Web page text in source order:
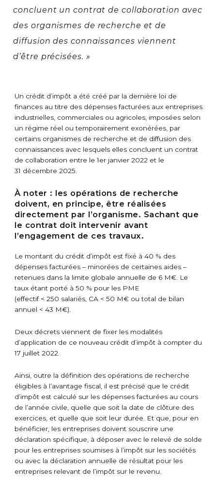
concluent un contrat de collaboration avec
des organismes de recherche et de
diffusion des connaissances viennent
d’être précisées. »
Un crédit d’impôt a été créé par la dernière loi de
finances au titre des dépenses facturées aux entreprises
industrielles, commerciales ou agricoles, imposées selon
un régime réel ou temporairement exonérées, par
certains organismes de recherche et de diffusion des
connaissances avec lesquels elles concluent un contrat
de collaboration entre le 1er janvier 2022 et le
31 décembre 2025.
À noter : les opérations de recherche
doivent, en principe, être réalisées
directement par l’organisme. Sachant que
le contrat doit intervenir avant
l’engagement de ces travaux.
Le montant du crédit d’impôt est fixé à 40 % des
dépenses facturées – minorées de certaines aides –
retenues dans la limite globale annuelle de 6 M€. Le
taux étant porté à 50 % pour les PME
(effectif < 250 salariés, CA < 50 M€ ou total de bilan
annuel < 43 M€).
Deux décrets viennent de fixer les modalités
d’application de ce nouveau crédit d’impôt à compter du
17 juillet 2022.
Ainsi, outre la définition des opérations de recherche
éligibles à l’avantage fiscal, il est précisé que le crédit
d’impôt est calculé sur les dépenses facturées au cours
de l’année civile, quelle que soit la date de clôture des
exercices, et quelle que soit leur durée. Et que, pour en
bénéficier, les entreprises doivent souscrire une
déclaration spécifique, à déposer avec le relevé de solde
pour les entreprises soumises à l’impôt sur les sociétés
ou avec la déclaration annuelle de résultat pour les
entreprises relevant de l’impôt sur le revenu.